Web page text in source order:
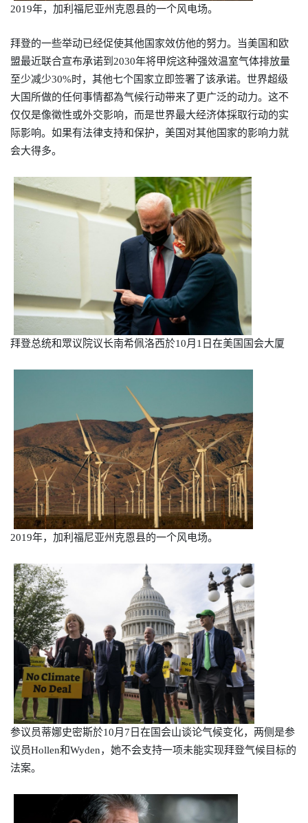
2019年，加利福尼亚州克恩县的一个风电场。
拜登的一些举动已经促使其他国家效仿他的努力。当美国和欧
盟最近联合宣布承诺到 2030年将甲烷这种强效温室气体排放量
至少减少30%时，其他七个国家立即签署了该承诺。世界超级
大国所做的任何事情都為气候行动带来了更广泛的动力。这不
仅仅是像徵性或外交影响，而是世界最大经济体採取行动的实
际影响。 如果有法律支持和保护，美国对其他国家的影响力就
会大得多。
拜登总统和眾议院议长南希佩洛西於10月1日在美国国会大厦
2019年，加利福尼亚州克恩县的一个风电场。
参议员蒂娜史密斯於10月7日在国会山谈论气候变化，两侧是参
议员Hollen和Wyden，她不会支持一项未能实现拜登气候目标的
法案。